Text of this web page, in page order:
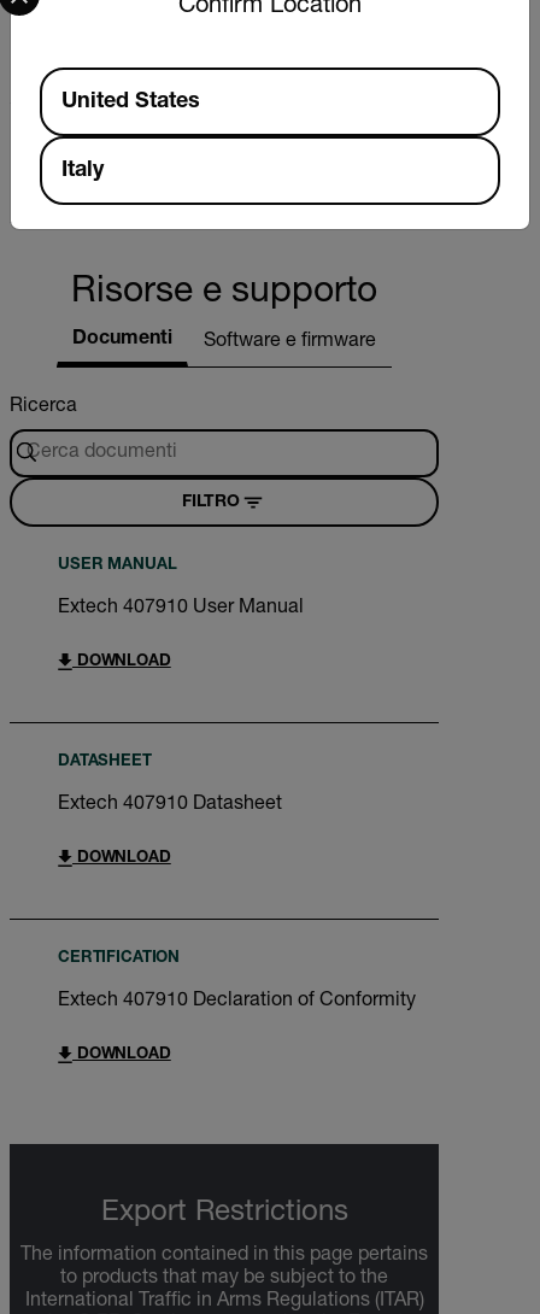
Risoluzione max pressione (mmHg)
1 mmHg
Risoluzione max pressione (psi)
0,02 psi
Risorse e supporto
Documenti Software e firmware
Ricerca
FILTRO
USER MANUAL
Extech 407910 User Manual
DOWNLOAD
DATASHEET
Extech 407910 Datasheet
DOWNLOAD
CERTIFICATION
Extech 407910 Declaration of Conformity
DOWNLOAD
Export Restrictions
The information contained in this page pertains
to products that may be subject to the
International Traffic in Arms Regulations (ITAR)
Confirm Location
Available Locations
United States
Italy